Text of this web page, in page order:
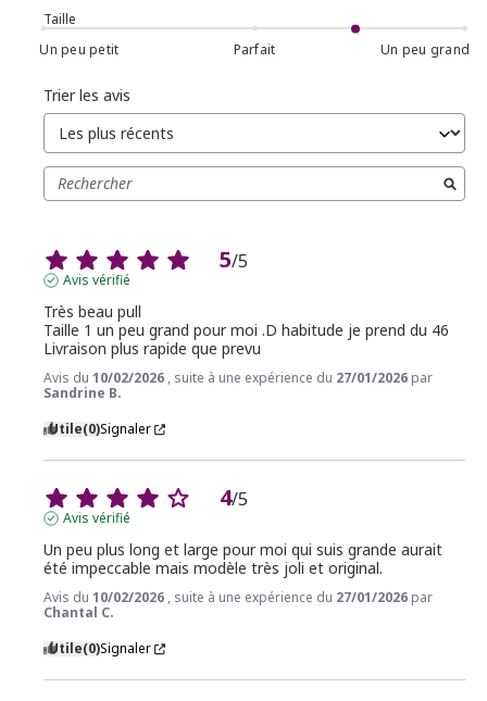
Taille
Un peu petit
Parfait Un peu grand
Trier les avis
5/5
Avis vérifié
Très beau pull
Taille 1 un peu grand pour moi .D habitude je prend du 46
Livraison plus rapide que prevu
Avis du 10/02/2026 , suite à une expérience du 27/01/2026 par
Sandrine B.
Utile(0)Signaler
4/5
Avis vérifié
Un peu plus long et large pour moi qui suis grande aurait
été impeccable mais modèle très joli et original.
Avis du 10/02/2026 , suite à une expérience du 27/01/2026 par
Chantal C.
Utile(0)Signaler